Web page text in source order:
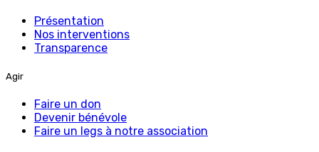
Présentation
Nos interventions
Transparence
Agir
Faire un don
Devenir bénévole
Faire un legs à notre association